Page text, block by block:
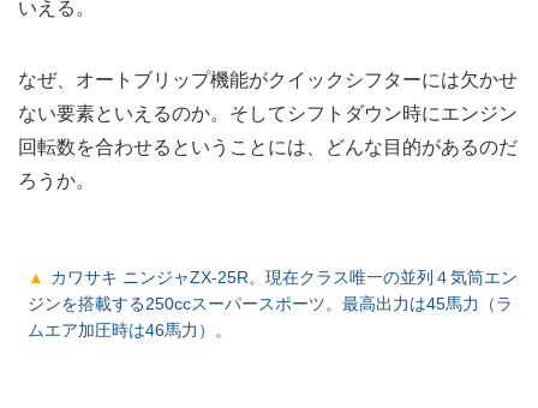
いえる。
なぜ、オートブリップ機能がクイックシフターには欠かせ
ない要素といえるのか。そしてシフトダウン時にエンジン
回転数を合わせるということには、どんな目的があるのだ
ろうか。
カワサキ ニンジャZX-25R。現在クラス唯一の並列４気筒エン
ジンを搭載する250ccスーパースポーツ。最高出力は45馬力（ラ
ムエア加圧時は46馬力）。